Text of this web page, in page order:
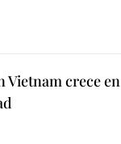
Vietnam crece en